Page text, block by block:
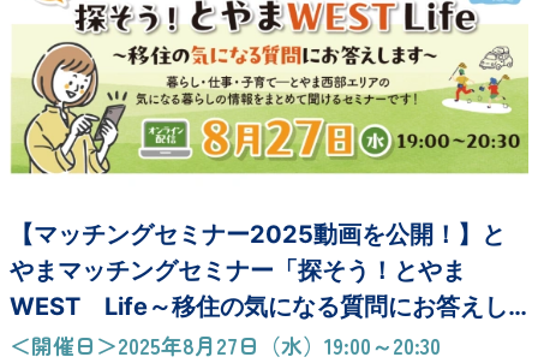
【マッチングセミナー2025動画を公開！】と
やまマッチングセミナー「探そう！とやま
WEST Life～移住の気になる質問にお答えし
ます～」
＜開催日＞2025年8月27日（水）19:00～20:30